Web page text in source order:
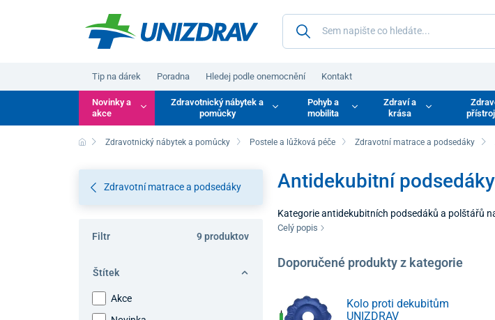
Tip na dárek Poradna Hledej podle onemocnění Kontakt
Novinky a
akce
Zdravotnický nábytek a
pomůcky
Pohyb a
mobilita
Zdraví a
krása
Zdravotnický nábytek a pomůcky Postele a lůžková péče Zdravotní matrace a podsedáky
Zdravotní matrace a podsedáky
Filtr 9 produktov
Štítek
Akce
Antidekubitní
Kategorie antidekubitních podsedáků a polštářů
či oblast křížů a kostrče. Jelikož dlouhodobé
během domácí péče iv odborných zařízeních, kde
Celý popis
Doporučené produkty z kategorie
Kolo proti dekubitům
UNIZDRAV